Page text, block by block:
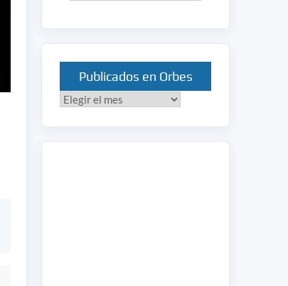
Publicados en Orbes
Publicados